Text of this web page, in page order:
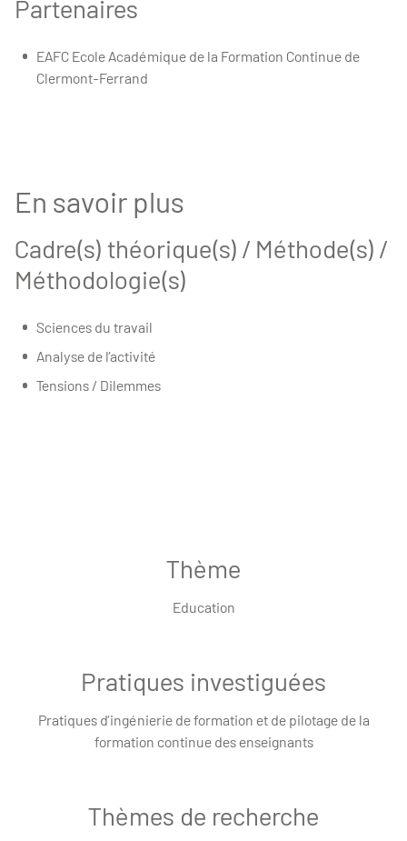
Partenaires
EAFC Ecole Académique de la Formation Continue de
Clermont-Ferrand
En savoir plus
Cadre(s) théorique(s) / Méthode(s) /
Méthodologie(s)
Sciences du travail
Analyse de l’activité
Tensions / Dilemmes
Thème
Education
Pratiques investiguées
Pratiques d’ingénierie de formation et de pilotage de la
formation continue des enseignants
Thèmes de recherche